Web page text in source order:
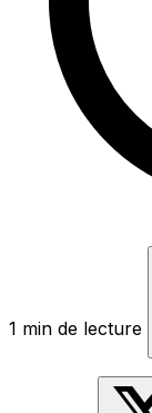
1 min de lecture